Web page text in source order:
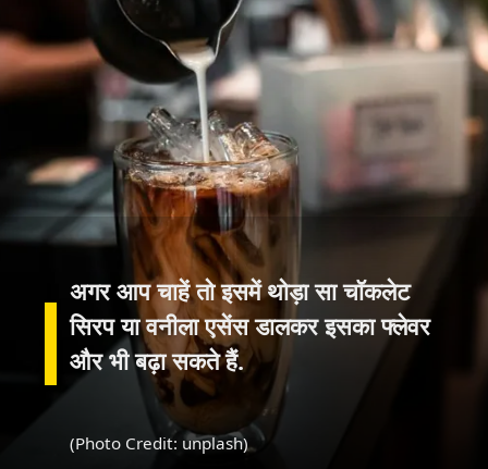
अगर आप चाहें तो इसमें थोड़ा सा चॉकलेट
सिरप या वनीला एसेंस डालकर इसका फ्लेवर
और भी बढ़ा सकते हैं.
(Photo Credit: unplash)